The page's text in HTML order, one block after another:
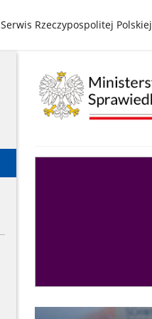
gov.pl
Serwis Rzeczypospolitej Polskiej